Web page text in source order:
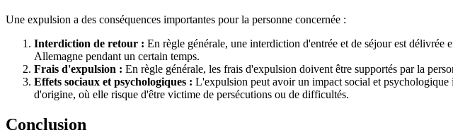
Une expulsion a des conséquences importantes pour la personne concernée :
Interdiction de retour : En règle générale, une interdiction d'entrée et de séjour est délivrée
Allemagne pendant un certain temps.
Frais d'expulsion : En règle générale, les frais d'expulsion doivent être supportés par la
Effets sociaux et psychologiques : L'expulsion peut avoir un impact social et psychologique
d'origine, où elle risque d'être victime de persécutions ou de difficultés.
Conclusion